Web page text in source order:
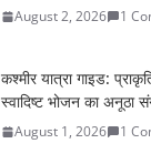
August 2, 2026 1
कश्मीर यात्रा गाइड:
स्वादिष्ट भोजन का अनूठा
August 1, 2026 1